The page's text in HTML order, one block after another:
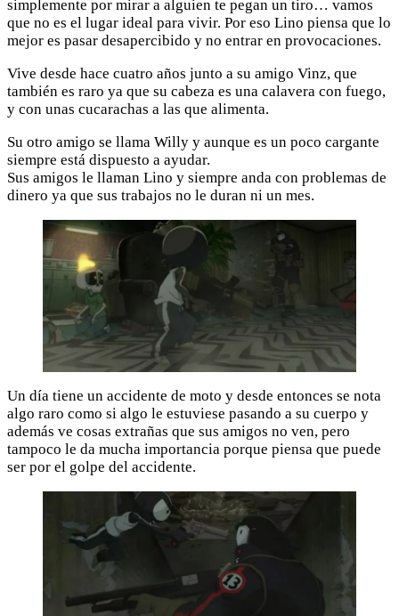
simplemente por mirar a alguien te pegan un tiro… vamos
que no es el lugar ideal para vivir. Por eso Lino piensa que lo
mejor es pasar desapercibido y no entrar en provocaciones.
Vive desde hace cuatro años junto a su amigo Vinz, que
también es raro ya que su cabeza es una calavera con fuego,
y con unas cucarachas a las que alimenta.
Su otro amigo se llama Willy y aunque es un poco cargante
siempre está dispuesto a ayudar.
Sus amigos le llaman Lino y siempre anda con problemas de
dinero ya que sus trabajos no le duran ni un mes.
Un día tiene un accidente de moto y desde entonces se nota
algo raro como si algo le estuviese pasando a su cuerpo y
además ve cosas extrañas que sus amigos no ven, pero
tampoco le da mucha importancia porque piensa que puede
ser por el golpe del accidente.